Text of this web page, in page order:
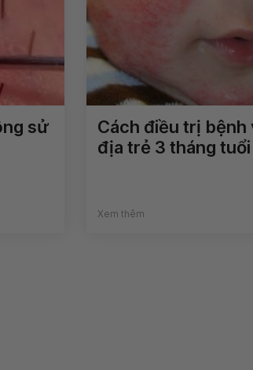
sử
Cách điều trị bệnh
địa trẻ 3 tháng tuổi
Xem thêm